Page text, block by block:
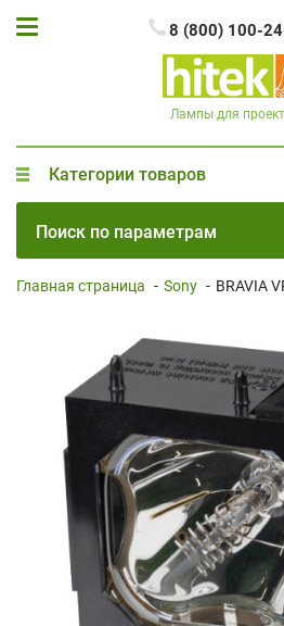
8 (800) 100-
Лампы для
Категории товаров
Поиск по параметрам
Главная страница - Sony - BRAVIA